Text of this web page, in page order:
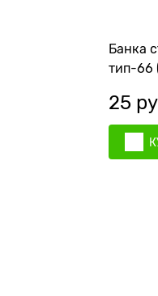
Банка
тип-66
25